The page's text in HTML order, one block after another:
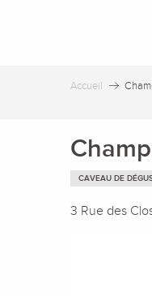
Accueil
CAVEAU DE
3 Rue des